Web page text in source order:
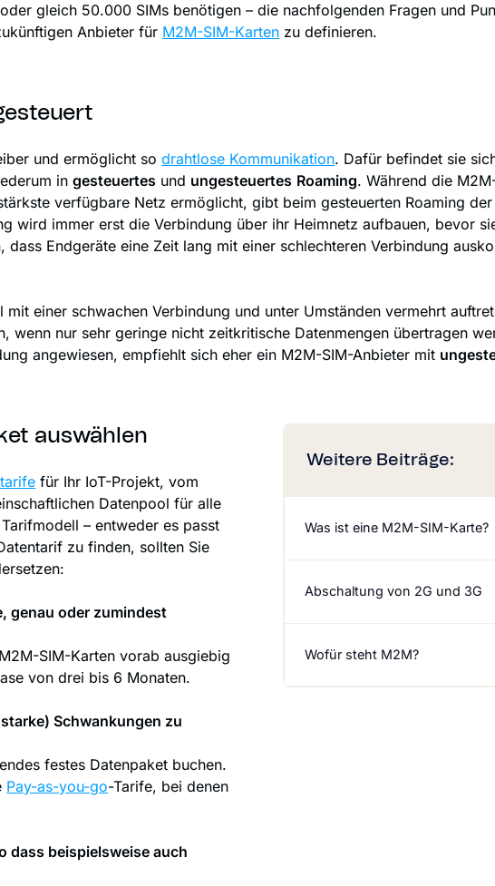
gleich 50.000 SIMs benötigen – die nachfolgenden Fragen und
Anbieter für M2M-SIM-Karten zu definieren.
und ermöglicht sodrahtlose Kommunikation. Dafür befindet sie
ingesteuertes und ungesteuertes Roaming. Während die
verfügbare Netz ermöglicht, gibt beim gesteuerten Roaming
wird immer erst die Verbindung über ihr Heimnetz aufbauen, bevor
Endgeräte eine Zeit lang mit einer schlechteren Verbindung
einer schwachen Verbindung und unter Umständen vermehrt
wenn nur sehr geringe nicht zeitkritische Datenmengen übertragen
angewiesen, empfiehlt sich eher ein M2M-SIM-Anbieter mit
auswählen
für Ihr IoT-Projekt, vom
Datenpool für alle
– entweder es passt
zu finden, sollten Sie
genau oder zumindest
SIM-Karten vorab ausgiebig
von drei bis 6 Monaten.
Schwankungen zu
festes Datenpaket buchen.
Pay-as-you-go-Tarife, bei denen
dass beispielsweise auch
Weitere Beiträge:
Was ist eine M2M-SIM-Karte?
Abschaltung von 2G und 3G
Wofür steht M2M?